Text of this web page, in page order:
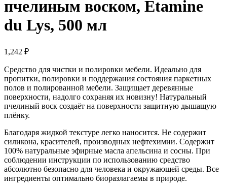
пчелиным воском, Etamine
du Lys, 500 мл
1,242 ₽
Средство для чистки и полировки мебели. Идеально для
пропитки, полировки и поддержания состояния паркетных
полов и полированной мебели. Защищает деревянные
поверхности, надолго сохраняя их новизну! Натуральный
пчелиный воск создаёт на поверхности защитную дышащую
плёнку.
Благодаря жидкой текстуре легко наносится. Не содержит
силикона, красителей, производных нефтехимии. Содержит
100% натуральные эфирные масла апельсина и сосны. При
соблюдении инструкции по использованию средство
абсолютно безопасно для человека и окружающей среды. Все
ингредиенты оптимально биоразлагаемы в природе.